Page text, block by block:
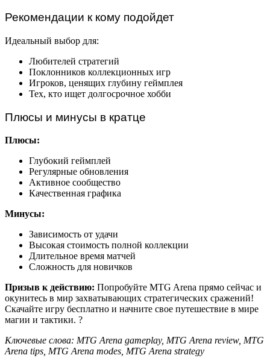
Рекомендации к кому подойдет
Идеальный выбор для:
Любителей стратегий
Поклонников коллекционных игр
Игроков, ценящих глубину геймплея
Тех, кто ищет долгосрочное хобби
Плюсы и минусы в кратце
Плюсы:
Глубокий геймплей
Регулярные обновления
Активное сообщество
Качественная графика
Минусы:
Зависимость от удачи
Высокая стоимость полной коллекции
Длительное время матчей
Сложность для новичков
Призыв к действию: Попробуйте MTG Arena прямо сейчас и
окунитесь в мир захватывающих стратегических сражений!
Скачайте игру бесплатно и начните свое путешествие в мире
магии и тактики. ?
Ключевые слова: MTG Arena gameplay, MTG Arena review, MTG
Arena tips, MTG Arena modes, MTG Arena strategy